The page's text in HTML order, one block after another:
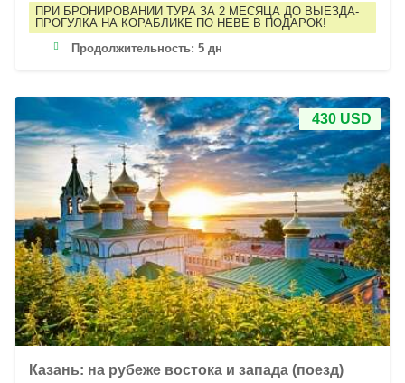
ПРИ БРОНИРОВАНИИ ТУРА ЗА 2 МЕСЯЦА ДО ВЫЕЗДА-
ПРОГУЛКА НА КОРАБЛИКЕ ПО НЕВЕ В ПОДАРОК!
Продолжительность: 5 дн
430 USD
Казань: на рубеже востока и запада (поезд)